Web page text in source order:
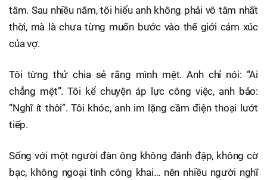
tâm. Sau nhiều năm, tôi hiểu anh không phải vô tâm nhất
thời, mà là chưa từng muốn bước vào thế giới cảm xúc
của vợ.
Tôi từng thử chia sẻ rằng mình mệt. Anh chỉ nói: “Ai
chẳng mệt”. Tôi kể chuyện áp lực công việc, anh bảo:
“Nghĩ ít thôi”. Tôi khóc, anh im lặng cầm điện thoại lướt
tiếp.
Sống với một người đàn ông không đánh đập, không cờ
bạc, không ngoại tình công khai… nên nhiều người nghĩ